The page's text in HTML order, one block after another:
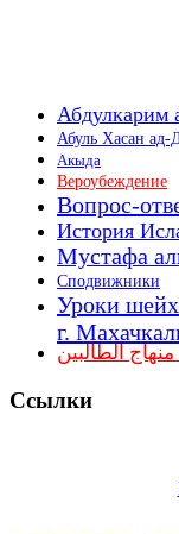
Абдулкарим
Абуль Хасан ад-
Акыда
Вероубеждение
Вопрос-
История
Мустафа
Сподвижники
Уроки
г.
الطالبين
Ссылки